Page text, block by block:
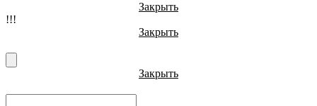
Закрыть
!!!
Закрыть
Закрыть